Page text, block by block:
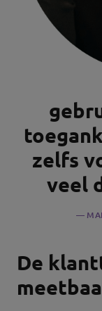
zelfs
veel
De